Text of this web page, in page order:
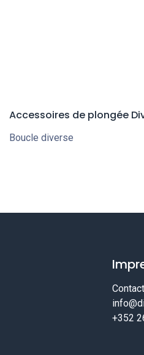
Accessoires de plongée
Boucle diverse
+352